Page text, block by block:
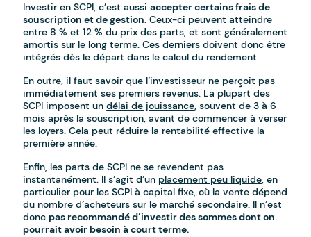
Investir en SCPI, c’est aussiaccepter certains frais de
souscription et de gestion. Ceux-ci peuvent atteindre
entre 8 % et 12 % du prix des parts, et sont généralement
amortis sur le long terme. Ces derniers doivent donc être
intégrés dès le départ dans le calcul du rendement.
En outre, il faut savoir que l’investisseur ne perçoit pas
immédiatement ses premiers revenus. La plupart des
SCPI imposent undélai de jouissance, souvent de 3 à 6
mois après la souscription, avant de commencer à verser
les loyers. Cela peut réduire la rentabilité effective la
première année.
Enfin, les parts de SCPI ne se revendent pas
instantanément. Il s’agit d’un placement peu liquide, en
particulier pour les SCPI à capital fixe, où la vente dépend
du nombre d’acheteurs sur le marché secondaire. Il n’est
doncpas recommandé d’investir des sommes dont on
pourrait avoir besoin à court terme.